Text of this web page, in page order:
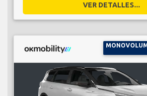
VER DETALLES...